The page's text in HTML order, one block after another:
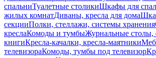
спальниТуалетные столикиШкафы для
жилых комнатДиваны, кресла для дома
секцииПолки, стеллажи, системы хранения
креслаКомоды и тумбыЖурнальные столы,
книгиКресла-качалки, кресла-маятники
телевизораКомоды, тумбы под телевизор